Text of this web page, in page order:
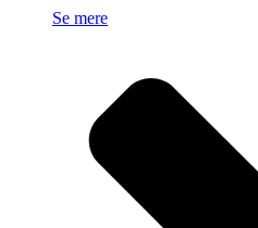
Se mere